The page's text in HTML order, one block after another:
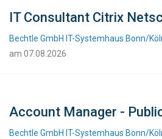
IT Consultant Citrix
Bechtle GmbH IT-Systemhaus Bonn/
am 07.08.2026
Account Manager -
Bechtle GmbH IT-Systemhaus Bonn/